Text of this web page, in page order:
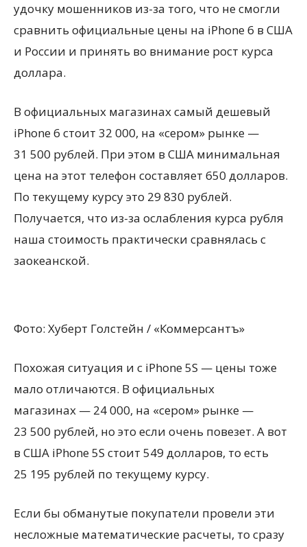
удочку мошенников из-за того, что не смогли
сравнить официальные цены на iPhone 6 в США
и России и принять во внимание рост курса
доллара.
В официальных магазинах самый дешевый
iPhone 6 стоит 32 000, на «сером» рынке —
31 500 рублей. При этом в США минимальная
цена на этот телефон составляет 650 долларов.
По текущему курсу это 29 830 рублей.
Получается, что из-за ослабления курса рубля
наша стоимость практически сравнялась с
заокеанской.
Фото: Хуберт Голстейн / «Коммерсантъ»
Похожая ситуация и с iPhone 5S — цены тоже
мало отличаются. В официальных
магазинах — 24 000, на «сером» рынке —
23 500 рублей, но это если очень повезет. А вот
в США iPhone 5S стоит 549 долларов, то есть
25 195 рублей по текущему курсу.
Если бы обманутые покупатели провели эти
несложные математические расчеты, то сразу